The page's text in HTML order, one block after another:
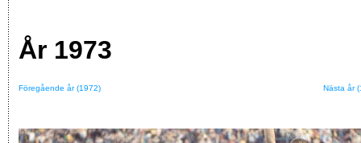
År 1973
Föregående år (1972) Nästa år